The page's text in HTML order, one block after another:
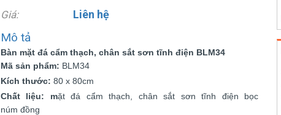
Giá: Liên hệ
Mô tả
Bàn mặt đá cẩm thạch, chân sắt sơn tĩnh điện BLM34
Mã sản phẩm: BLM34
Kích thước: 80 x 80cm
Chất liệu: mặt đá cẩm thạch, chân sắt sơn tĩnh điện bọc
núm đồng